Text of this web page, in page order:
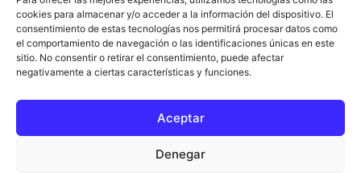
cookies para almacenar y/o acceder a la información del dispositivo. El
consentimiento de estas tecnologías nos permitirá procesar datos como
el comportamiento de navegación o las identificaciones únicas en este
sitio. No consentir o retirar el consentimiento, puede afectar
negativamente a ciertas características y funciones.
Aceptar
Denegar
SÍGUENOS
Equipo de 103 Málaga
Aviso Legal